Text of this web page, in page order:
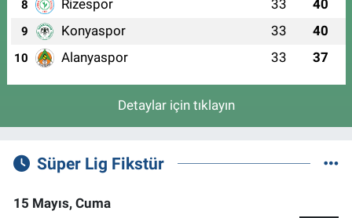
8 Rizespor 33 40
9 Konyaspor 33 40
10 Alanyaspor 33 37
Detaylar için tıklayın
Süper Lig Fikstür
15 Mayıs, Cuma